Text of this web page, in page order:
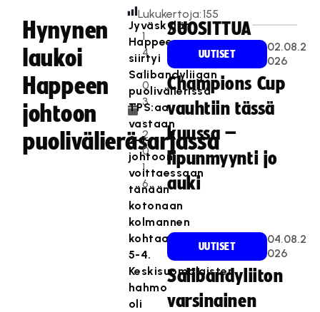
Hynynen
laukoi
Happeen
johtoon
puolivälieräsarjassa
1
4
.
0
3
.
2
0
1
6
Lukukertoja:155
Jyväskylän
Happee
siirtyi
Salibandyliigan
puolivälierissä
TPS:aa
vastaan
2-1-
johtoon
voittaessaan
tänään
kotonaan
kolmannen
kohtaamisen
5-4.
Keskisuomalaisten
hahmo
oli
SUOSITTUA
UUTISET
02.08.2
026
Champions Cup
vauhtiin tässä
kuussa –
lipunmyynti jo
auki
UUTISET
04.08.2
026
Salibandyliiton
varsinainen